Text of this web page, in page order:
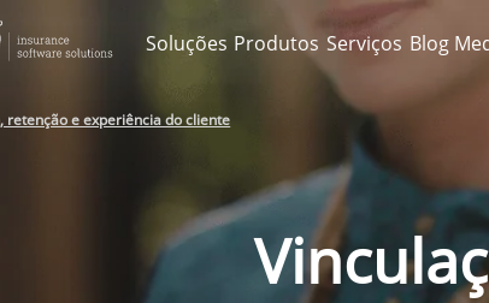
Soluções Produtos Serviços Blog
retenção e experiência do cliente